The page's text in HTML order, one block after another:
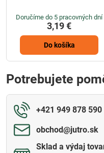
Doručíme do 5 pracovných dní
3,19 €
Do košíka
Potrebujete
+421 949 878 590
obchod​@jutro​.sk
Sklad a výdaj